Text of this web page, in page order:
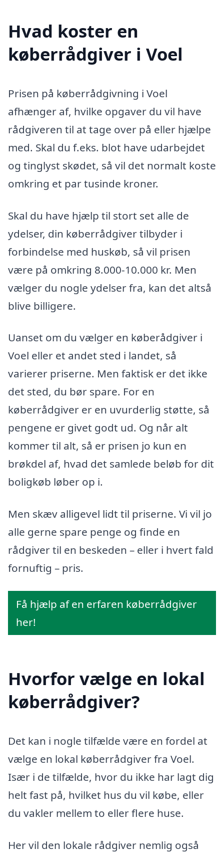
Hvad koster en
køberrådgiver i Voel
Prisen på køberrådgivning i Voel
afhænger af, hvilke opgaver du vil have
rådgiveren til at tage over på eller hjælpe
med. Skal du f.eks. blot have udarbejdet
og tinglyst skødet, så vil det normalt koste
omkring et par tusinde kroner.
Skal du have hjælp til stort set alle de
ydelser, din køberrådgiver tilbyder i
forbindelse med huskøb, så vil prisen
være på omkring 8.000-10.000 kr. Men
vælger du nogle ydelser fra, kan det altså
blive billigere.
Uanset om du vælger en køberådgiver i
Voel eller et andet sted i landet, så
varierer priserne. Men faktisk er det ikke
det sted, du bør spare. For en
køberrådgiver er en uvurderlig støtte, så
pengene er givet godt ud. Og når alt
kommer til alt, så er prisen jo kun en
brøkdel af, hvad det samlede beløb for dit
boligkøb løber op i.
Men skæv alligevel lidt til priserne. Vi vil jo
alle gerne spare penge og finde en
rådgiver til en beskeden – eller i hvert fald
fornuftig – pris.
Få hjælp af en erfaren køberrådgiver
her!
Hvorfor vælge en lokal
køberrådgiver?
Det kan i nogle tilfælde være en fordel at
vælge en lokal køberrådgiver fra Voel.
Især i de tilfælde, hvor du ikke har lagt dig
helt fast på, hvilket hus du vil købe, eller
du vakler mellem to eller flere huse.
Her vil den lokale rådgiver nemlig også